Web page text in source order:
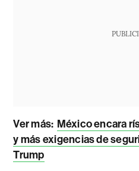
Ver más: México encara
y más exigencias de
Trump